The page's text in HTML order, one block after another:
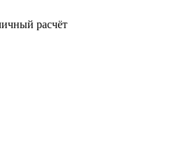
расчёт